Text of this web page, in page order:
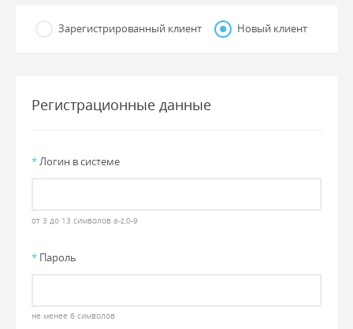
Зарегистрированный клиент Новый клиент
Регистрационные данные
*Логин в системе
от 3 до 13 символов a-z,0-9
* Пароль
не менее 6 символов